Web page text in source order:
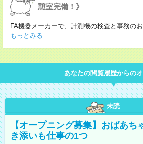
憩室完備！》
FA機器メーカーで、計測機の検査と事務の
もっとみる
あなたの閲覧履歴からの
未読
【オープニング募集】おばあち
き添いも仕事の1つ